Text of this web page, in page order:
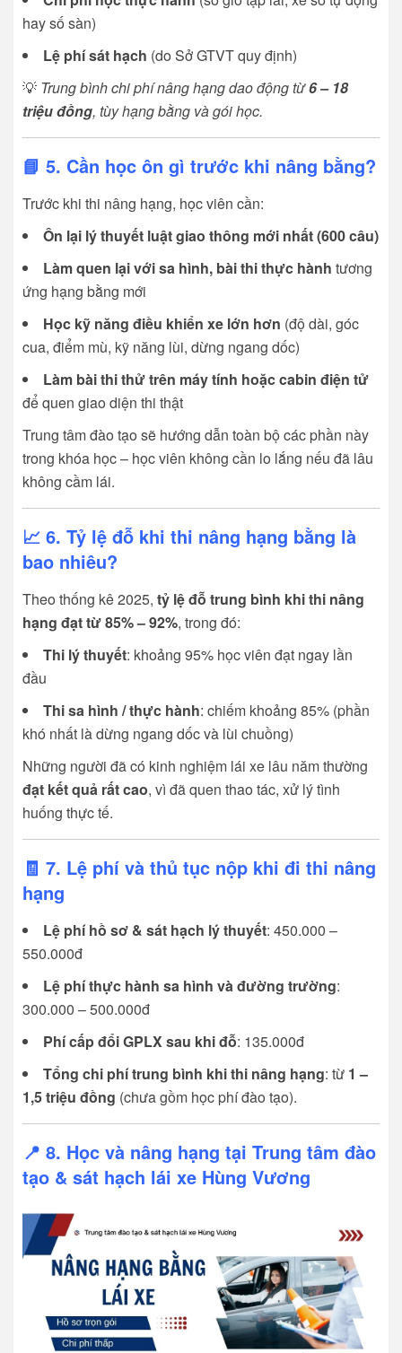
hay số sàn)
Lệ phí sát hạch (do Sở GTVT quy định)
💡 Trung bình chi phí nâng hạng dao động từ6 – 18
triệu đồng, tùy hạng bằng và gói học.
📘 5. Cần học ôn gì trước khi nâng bằng?
Trước khi thi nâng hạng, học viên cần:
Ôn lại lý thuyết luật giao thông mới nhất (600 câu)
Làm quen lại với sa hình, bài thi thực hành tương
ứng hạng bằng mới
Học kỹ năng điều khiển xe lớn hơn (độ dài, góc
cua, điểm mù, kỹ năng lùi, dừng ngang dốc)
Làm bài thi thử trên máy tính hoặc cabin điện tử
để quen giao diện thi thật
Trung tâm đào tạo sẽ hướng dẫn toàn bộ các phần này
trong khóa học – học viên không cần lo lắng nếu đã lâu
không cầm lái.
📈 6. Tỷ lệ đỗ khi thi nâng hạng bằng là
bao nhiêu?
Theo thống kê 2025, tỷ lệ đỗ trung bình khi thi nâng
hạng đạt từ 85% – 92%, trong đó:
Thi lý thuyết: khoảng 95% học viên đạt ngay lần
đầu
Thi sa hình / thực hành: chiếm khoảng 85% (phần
khó nhất là dừng ngang dốc và lùi chuồng)
Những người đã có kinh nghiệm lái xe lâu năm thường
đạt kết quả rất cao, vì đã quen thao tác, xử lý tình
huống thực tế.
🧾 7. Lệ phí và thủ tục nộp khi đi thi nâng
hạng
Lệ phí hồ sơ & sát hạch lý thuyết: 450.000 –
550.000đ
Lệ phí thực hành sa hình và đường trường:
300.000 – 500.000đ
Phí cấp đổi GPLX sau khi đỗ: 135.000đ
Tổng chi phí trung bình khi thi nâng hạng: từ 1 –
1,5 triệu đồng (chưa gồm học phí đào tạo).
📍 8. Học và nâng hạng tại Trung tâm đào
tạo & sát hạch lái xe Hùng Vương